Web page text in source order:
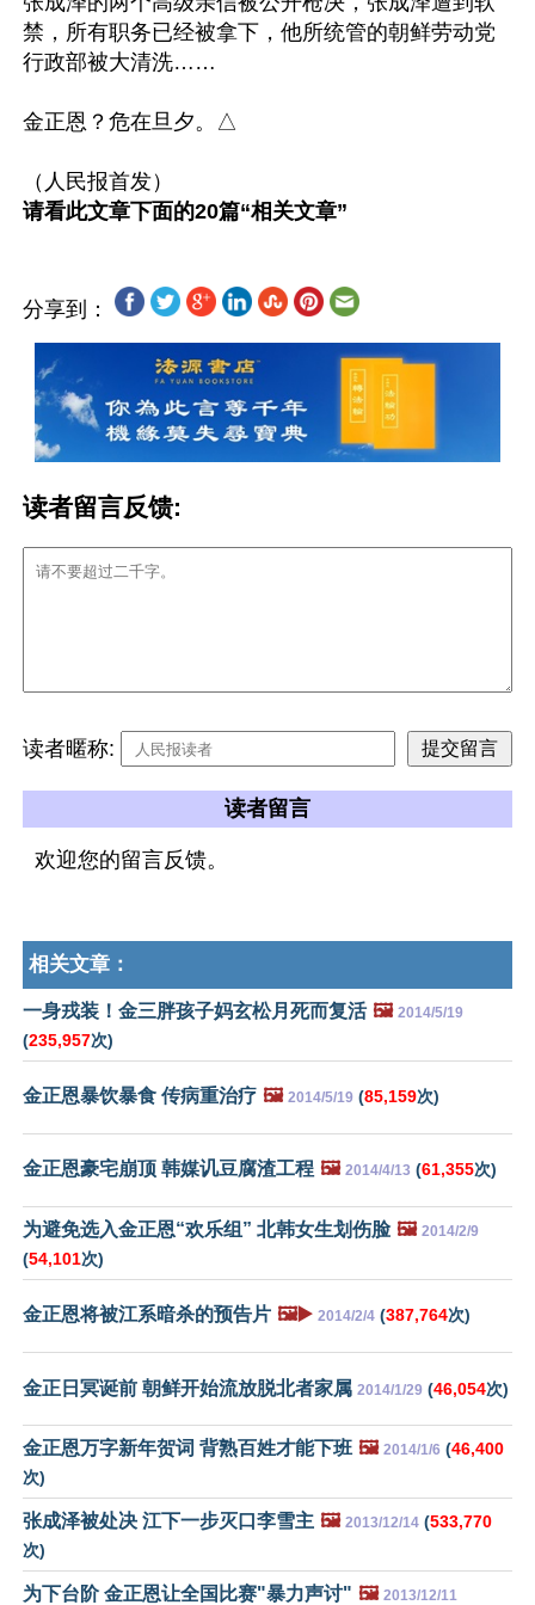
禁，所有职务已经被拿下，他所统管的朝鲜劳动党
行政部被大清洗……
金正恩？危在旦夕。△
请看此文章下面的20篇“相关文章”
分享到：
读者留言反馈:
读者暱称:
读者留言
欢迎您的留言反馈。
相关文章：
一身戎装！金三胖孩子妈玄松月死而复活 🖼️ 2014/5/19
(235,957次)
金正恩暴饮暴食 传病重治疗 🖼️ 2014/5/19 (85,159次)
金正恩豪宅崩顶 韩媒讥豆腐渣工程 🖼️ 2014/4/13 (61,355次)
为避免选入金正恩“欢乐组” 北韩女生划伤脸 🖼️ 2014/2/9
(54,101次)
金正恩将被江系暗杀的预告片 🖼️▶️ 2014/2/4 (387,764次)
金正日冥诞前 朝鲜开始流放脱北者家属 2014/1/29 (46,054次)
金正恩万字新年贺词 背熟百姓才能下班 🖼️ 2014/1/6 (46,400
次)
张成泽被处决 江下一步灭口李雪主 🖼️ 2013/12/14 (533,770
次)
为下台阶 金正恩让全国比赛"暴力声讨" 🖼️ 2013/12/11